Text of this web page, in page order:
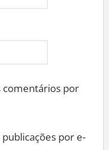
por
por e-